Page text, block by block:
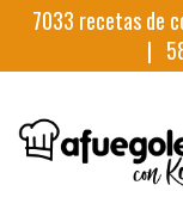
7033 recetas de
|